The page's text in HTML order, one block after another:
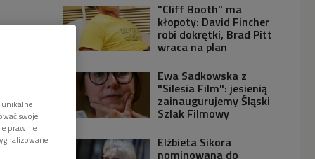
"Cliff Booth" ma
kłopoty: David Fincher
robi dokrętki, Brad Pitt
wraca na plan
Ewa Sadkowska z
"Silesia Film": jesienią
zainaugurujemy Śląski
Szlak Filmowy
Elżbieta Sikora
nominowana do
swoje
prawnie